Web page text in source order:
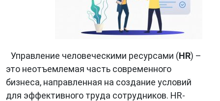
Управление человеческими ресурсами (HR) –
это неотъемлемая часть современного
бизнеса, направленная на создание условий
для эффективного труда сотрудников. HR-